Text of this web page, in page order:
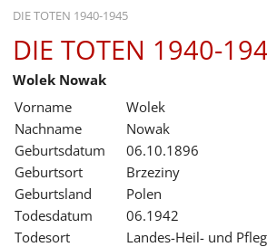
DIE TOTEN 1940-1945
STARTSEITE
AKTUELLES
AUSSTELLUNGEN
GESCHICHTE
BILDUNG
FORSCHUNG
DIE TOTEN 1940-
Wolek Nowak
Vorname
Wolek
Nachname
Nowak
Geburtsdatum
06.10.1896
Geburtsort
Brzeziny
Geburtsland
Polen
Todesdatum
06.1942
Todesort
Landes-Heil- und